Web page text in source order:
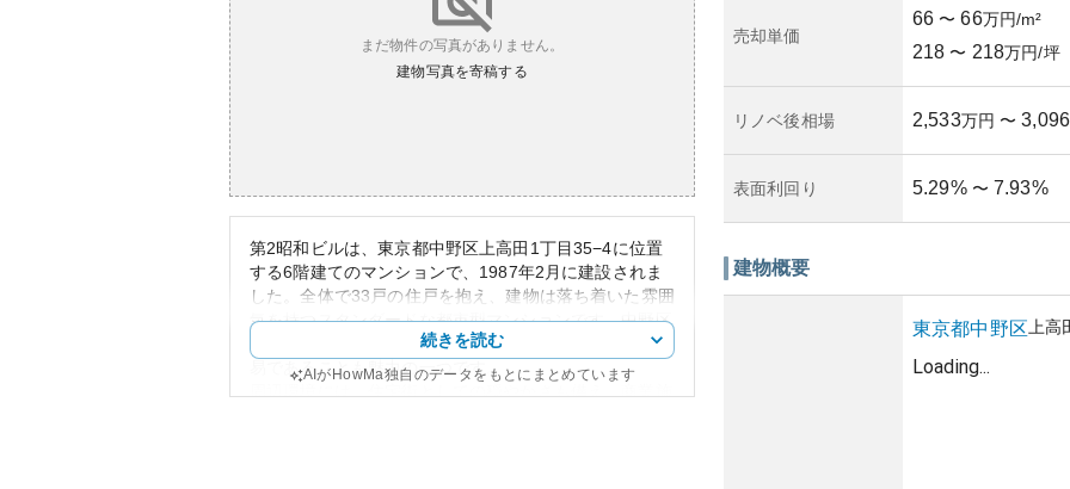
まだ物件の写真がありません。
建物写真を寄稿する
第2昭和ビルは、東京都中野区上高田1丁目35−4に位置
する6階建てのマンションで、1987年2月に建設されま
した。全体で33戸の住戸を抱え、建物は落ち着いた雰囲
気を持つスタンダードな都市型マンションです。中野区
という立地から交通の便も良く、都心へのアクセスが容
易であることも魅力の一つです。
続きを読む
AIがHowMa独自のデータをもとにまとめています
売却単価
66 〜 66万円/m²
218 〜 218万円/坪
リノベ後相場 2,533万円 〜 3,096
表面利回り 5.29% 〜 7.93%
建物概要
東京都中野区 上高
Loading...